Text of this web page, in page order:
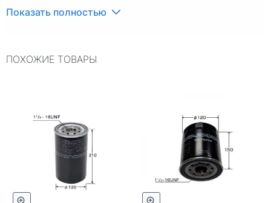
Показать полностью
ПОХОЖИЕ ТОВАРЫ